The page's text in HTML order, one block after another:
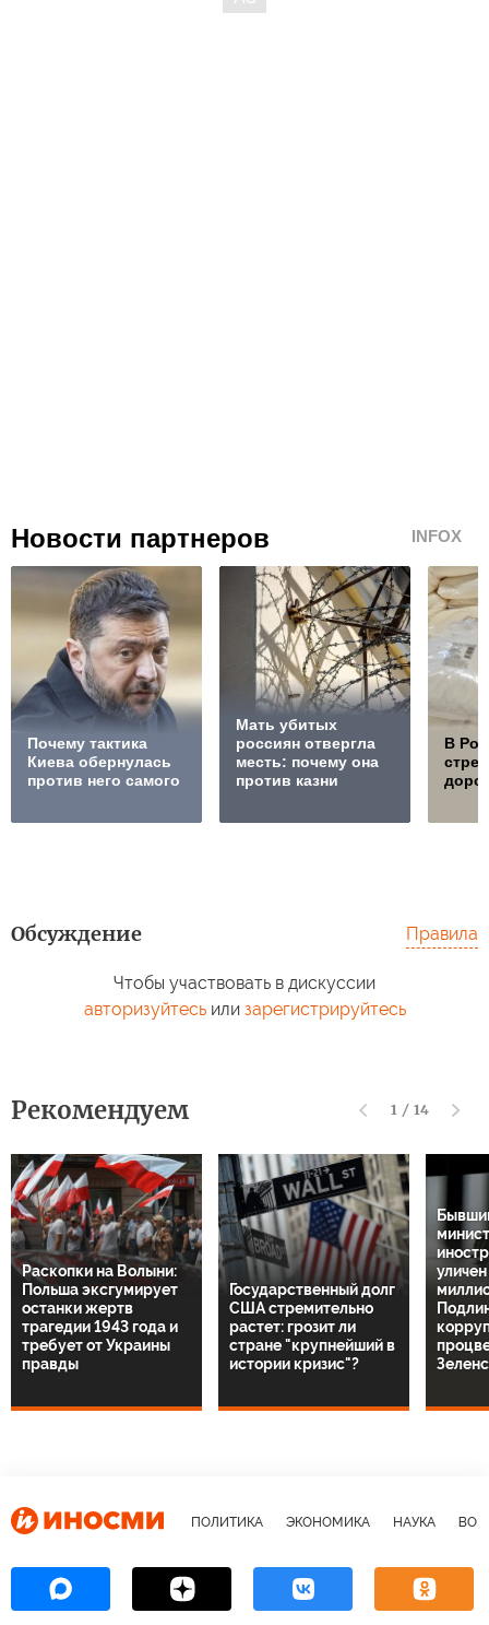
Новости партнеров INFOX
Почему тактика
Киева обернулась
против него самого
Мать убитых
россиян отвергла
месть: почему она
против казни
В
Обсуждение Правила
Чтобы участвовать в дискуссии
авторизуйтесьили зарегистрируйтесь
Рекомендуем 1 / 14
Раскопки на Волыни:
Польша эксгумирует
останки жертв
трагедии 1943 года и
требует от Украины
правды
Государственный долг
США стремительно
растет: грозит ли
стране "крупнейший в
истории кризис"?
ПОЛИТИКА ЭКОНОМИКА НАУКА